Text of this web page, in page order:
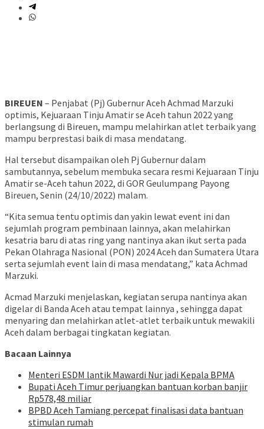
BIREUEN – Penjabat (Pj) Gubernur Aceh Achmad Marzuki
optimis, Kejuaraan Tinju Amatir se Aceh tahun 2022 yang
berlangsung di Bireuen, mampu melahirkan atlet terbaik yang
mampu berprestasi baik di masa mendatang.
Hal tersebut disampaikan oleh Pj Gubernur dalam
sambutannya, sebelum membuka secara resmi Kejuaraan Tinju
Amatir se-Aceh tahun 2022, di GOR Geulumpang Payong
Bireuen, Senin (24/10/2022) malam.
“Kita semua tentu optimis dan yakin lewat event ini dan
sejumlah program pembinaan lainnya, akan melahirkan
kesatria baru di atas ring yang nantinya akan ikut serta pada
Pekan Olahraga Nasional (PON) 2024 Aceh dan Sumatera Utara
serta sejumlah event lain di masa mendatang,” kata Achmad
Marzuki.
Acmad Marzuki menjelaskan, kegiatan serupa nantinya akan
digelar di Banda Aceh atau tempat lainnya , sehingga dapat
menyaring dan melahirkan atlet-atlet terbaik untuk mewakili
Aceh dalam berbagai tingkatan kegiatan.
Bacaan Lainnya
Menteri ESDM lantik Mawardi Nur jadi Kepala BPMA
Bupati Aceh Timur perjuangkan bantuan korban banjir
Rp578,48 miliar
BPBD Aceh Tamiang percepat finalisasi data bantuan
stimulan rumah